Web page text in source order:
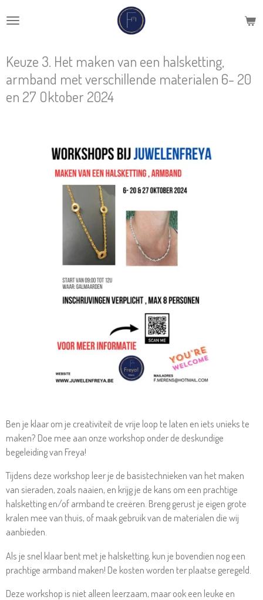
direct
de
hoofdinhoud
Keuze 3. Het maken van een halsketting,
armband met verschillende materialen 6- 20
en 27 Oktober 2024
Ben je klaar om je creativiteit de vrije loop te laten en iets unieks te
maken? Doe mee aan onze workshop onder de deskundige
begeleiding van Freya!
Tijdens deze workshop leer je de basistechnieken van het maken
van sieraden, zoals naaien, en krijg je de kans om een prachtige
halsketting en/of armband te creëren. Breng gerust je eigen grote
kralen mee van thuis, of maak gebruik van de materialen die wij
aanbieden.
Als je snel klaar bent met je halsketting, kun je bovendien nog een
prachtige armband maken! De kosten worden ter plaatse geregeld.
Deze workshop is niet alleen leerzaam, maar ook een leuke en